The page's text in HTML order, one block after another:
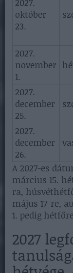
október
23.
2027.
november
1.
2027.
december
25.
2027.
december
26.
A 2027-es
március 15.
ra,
május 17-re,
1. pedig
2027